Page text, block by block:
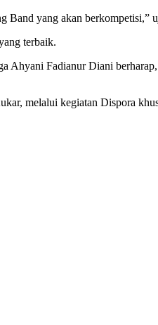
Band yang akan berkompetisi,”
terbaik.
Ahyani Fadianur Diani
melalui kegiatan Dispora